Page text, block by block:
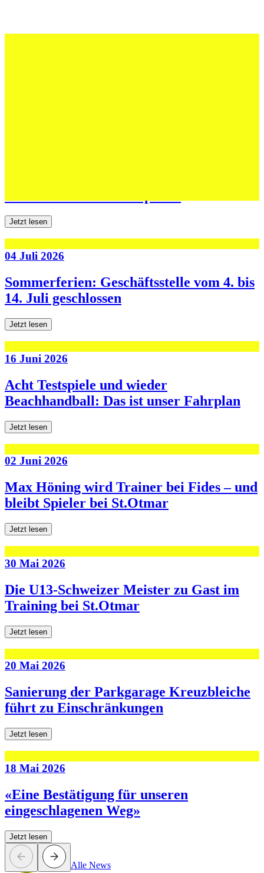
Jetzt lesen
04 Juli 2026
Sommerferien: Geschäftsstelle vom 4. bis
14. Juli geschlossen
Jetzt lesen
16 Juni 2026
Acht Testspiele und wieder
Beachhandball: Das ist unser Fahrplan
Jetzt lesen
02 Juni 2026
Max Höning wird Trainer bei Fides – und
bleibt Spieler bei St.Otmar
Jetzt lesen
30 Mai 2026
Die U13-Schweizer Meister zu Gast im
Training bei St.Otmar
Jetzt lesen
20 Mai 2026
Sanierung der Parkgarage Kreuzbleiche
führt zu Einschränkungen
Jetzt lesen
18 Mai 2026
«Eine Bestätigung für unseren
eingeschlagenen Weg»
Jetzt lesen
Alle News